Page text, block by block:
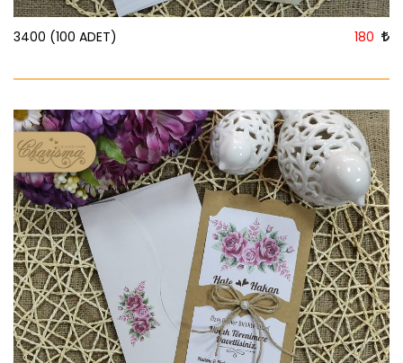
3400 (100 ADET) 180